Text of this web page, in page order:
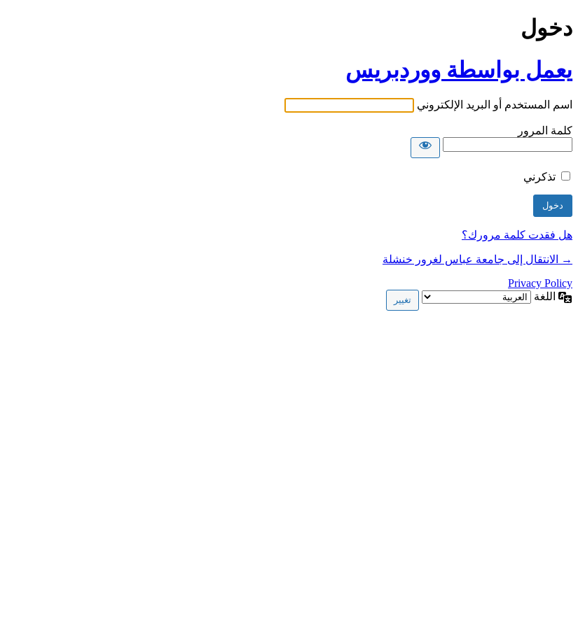
دخول
يعمل بواسطة ووردبريس
اسم المستخدم أو البريد الإلكتروني
كلمة المرور
تذكرني
هل فقدت كلمة مرورك؟
→ الانتقال إلى جامعة عباس لغرور خنشلة
Privacy Policy
اللغة